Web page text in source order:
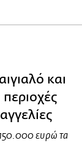
και
ευρώ τα